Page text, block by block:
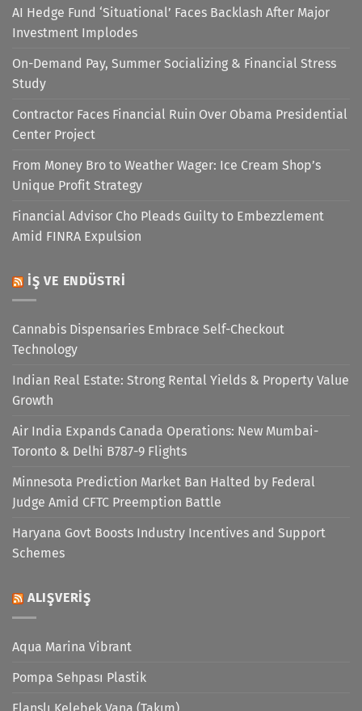
AI Hedge Fund ‘Situational’ Faces Backlash After Major
Investment Implodes
On-Demand Pay, Summer Socializing & Financial Stress
Study
Contractor Faces Financial Ruin Over Obama Presidential
Center Project
From Money Bro to Weather Wager: Ice Cream Shop’s
Unique Profit Strategy
Financial Advisor Cho Pleads Guilty to Embezzlement
Amid FINRA Expulsion
İŞ VE ENDÜSTRI
Cannabis Dispensaries Embrace Self-Checkout
Technology
Indian Real Estate: Strong Rental Yields & Property Value
Growth
Air India Expands Canada Operations: New Mumbai-
Toronto & Delhi B787-9 Flights
Minnesota Prediction Market Ban Halted by Federal
Judge Amid CFTC Preemption Battle
Haryana Govt Boosts Industry Incentives and Support
Schemes
ALIŞVERIŞ
Aqua Marina Vibrant
Pompa Sehpası Plastik